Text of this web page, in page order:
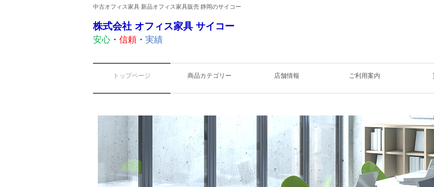
中古オフィス家具 新品オフィス家具販売 静岡のサイコー
株式会社 オフィス家具 サイコー
安心 ・ 信頼 ・ 実績
トップページ 商品カテゴリー 店舗情報 ご利用案内